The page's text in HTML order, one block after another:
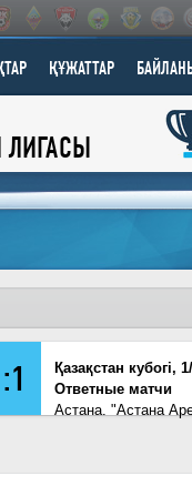
ҚҰЖАТТАР
ЛИГАСЫ
Қазақстан кубогi,
Ответные матчи
Астана. "Астана